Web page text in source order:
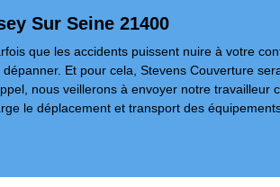
Sur Seine 21400
que les accidents puissent nuire à votre
Et pour cela, Stevens Couverture
nous veillerons à envoyer notre travailleur
le déplacement et transport des